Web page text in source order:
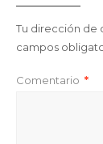
Tu dirección de
campos
Comentario *